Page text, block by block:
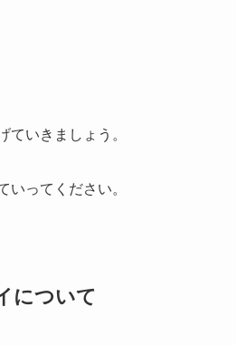
ていきましょう。
ってください。
について